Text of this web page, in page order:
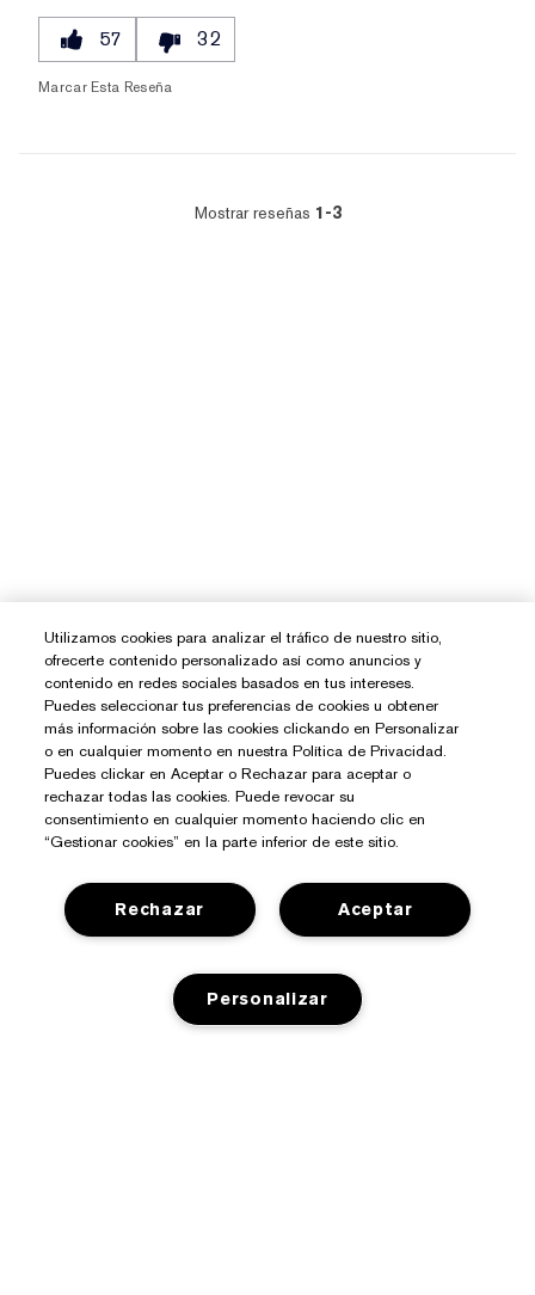
57 32
Marcar Esta Reseña
Mostrar reseñas 1-3
¿Necesitas Ayuda?
Contactar Fabricante
Sobre Estée Lauder
Utilizamos cookies para analizar el tráfico de nuestro sitio,
ofrecerte contenido personalizado así como anuncios y
contenido en redes sociales basados en tus intereses.
Puedes seleccionar tus preferencias de cookies u obtener
más información sobre las cookies clickando en Personalizar
o en cualquier momento en nuestra Política de Privacidad.
Puedes clickar en Aceptar o Rechazar para aceptar o
rechazar todas las cookies. Puede revocar su
consentimiento en cualquier momento haciendo clic en
“Gestionar cookies” en la parte inferior de este sitio.
Aceptar
Rechazar
Personalizar